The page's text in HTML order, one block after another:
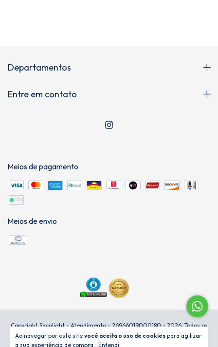
Ao navegar por este site você aceita o uso de cookies para agilizar
a sua experiência de compra. Entendi
Departamentos
Entre em contato
Meios de pagamento
Meios de envio
Copyright Sacolight - Atendimento - 26966019000180 - 2026. Todos os
direitos reservados.